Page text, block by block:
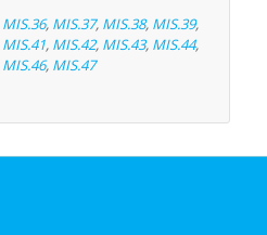
MIS.36, MIS.37, MIS.38, MIS.39,
MIS.41, MIS.42, MIS.43, MIS.44,
MIS.46, MIS.47